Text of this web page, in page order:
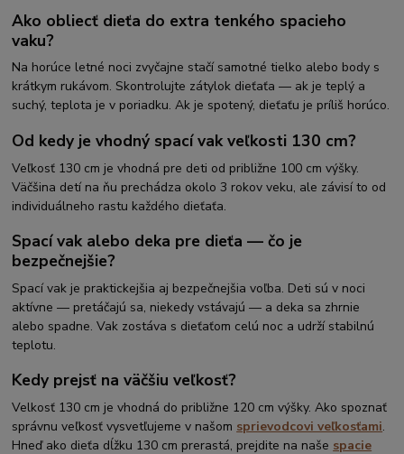
Ako obliecť dieťa do extra tenkého spacieho
vaku?
Na horúce letné noci zvyčajne stačí samotné tielko alebo body s
krátkym rukávom. Skontrolujte zátylok dieťaťa — ak je teplý a
suchý, teplota je v poriadku. Ak je spotený, dieťaťu je príliš horúco.
Od kedy je vhodný spací vak veľkosti 130 cm?
Veľkosť 130 cm je vhodná pre deti od približne 100 cm výšky.
Väčšina detí na ňu prechádza okolo 3 rokov veku, ale závisí to od
individuálneho rastu každého dieťaťa.
Spací vak alebo deka pre dieťa — čo je
bezpečnejšie?
Spací vak je praktickejšia aj bezpečnejšia voľba. Deti sú v noci
aktívne — pretáčajú sa, niekedy vstávajú — a deka sa zhrnie
alebo spadne. Vak zostáva s dieťaťom celú noc a udrží stabilnú
teplotu.
Kedy prejsť na väčšiu veľkosť?
Velkosť 130 cm je vhodná do približne 120 cm výšky. Ako spoznať
správnu veľkosť vysvetľujeme v našom sprievodcovi veľkosťami.
Hneď ako dieťa dĺžku 130 cm prerastá, prejdite na naše spacie